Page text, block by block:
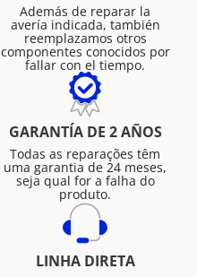
Además de reparar la
avería indicada, también
reemplazamos otros
componentes conocidos por
fallar con el tiempo.
GARANTÍA DE 2 AÑOS
Todas as reparações têm
uma garantia de 24 meses,
seja qual for a falha do
produto.
LINHA DIRETA